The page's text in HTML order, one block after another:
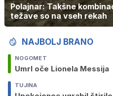
Polajnar: Takšne
težave so na vseh rekah
NAJBOLJ BRANO
NOGOMET
Umrl oče Lionela Messija
TUJINA